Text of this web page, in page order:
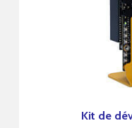
Kit de